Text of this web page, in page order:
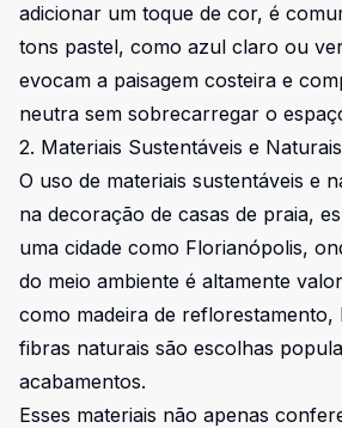
adicionar um toque de cor, é
tons pastel, como azul claro ou
evocam a paisagem costeira e
neutra sem sobrecarregar o
2. Materiais Sustentáveis e Naturais
O uso de materiais sustentáveis e
na decoração de casas de praia,
uma cidade como Florianópolis,
do meio ambiente é altamente
como madeira de reflorestamento,
fibras naturais são escolhas
acabamentos.
Esses materiais não apenas